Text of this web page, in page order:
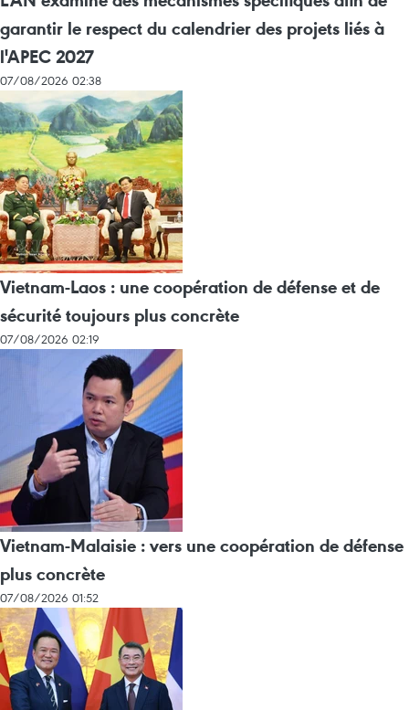
garantir le respect du calendrier des projets liés à
l'APEC 2027
07/08/2026 02:38
Vietnam-Laos : une coopération de défense et de
sécurité toujours plus concrète
07/08/2026 02:19
Vietnam-Malaisie : vers une coopération de défense
plus concrète
07/08/2026 01:52